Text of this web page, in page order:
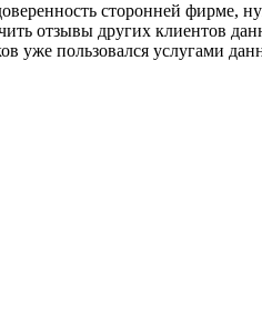
сторонней фирме,
отзывы других клиентов
уже пользовался услугами